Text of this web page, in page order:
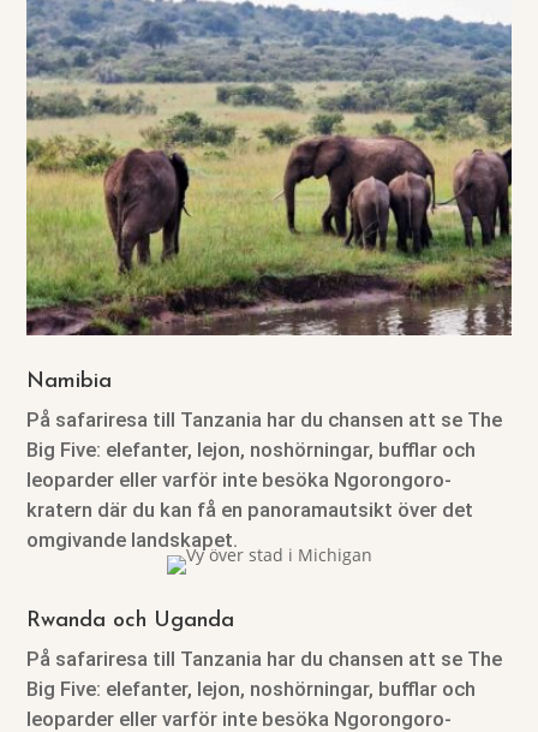
Namibia
På safariresa till Tanzania har du chansen att se The
Big Five: elefanter, lejon, noshörningar, bufflar och
leoparder eller varför inte besöka Ngorongoro-
kratern där du kan få en panoramautsikt över det
omgivande landskapet.
Rwanda och Uganda
På safariresa till Tanzania har du chansen att se The
Big Five: elefanter, lejon, noshörningar, bufflar och
leoparder eller varför inte besöka Ngorongoro-